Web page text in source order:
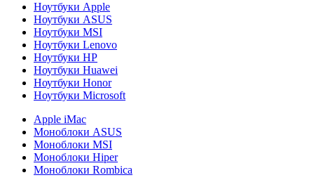
Ноутбуки Apple
Ноутбуки ASUS
Ноутбуки MSI
Ноутбуки Lenovo
Ноутбуки HP
Ноутбуки Huawei
Ноутбуки Honor
Ноутбуки Microsoft
Apple iMac
Моноблоки ASUS
Моноблоки MSI
Моноблоки Hiper
Моноблоки Rombica